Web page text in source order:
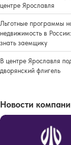
центре Ярославля
Льготные программы
недвижимость в
знать заемщику
В центре Ярославля
дворянский флигель
Новости